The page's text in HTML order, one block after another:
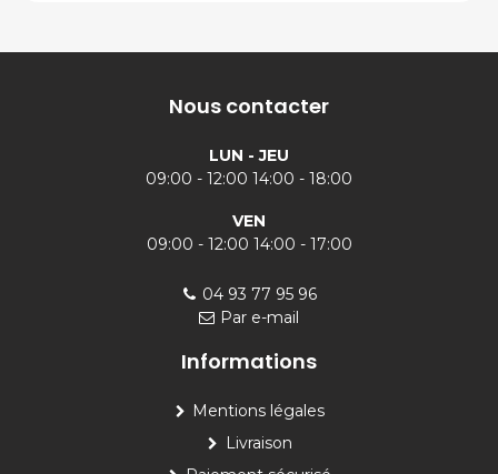
Nous contacter
LUN - JEU
09:00 - 12:00 14:00 - 18:00
VEN
09:00 - 12:00 14:00 - 17:00
04 93 77 95 96
Par e-mail
Informations
Mentions légales
Livraison